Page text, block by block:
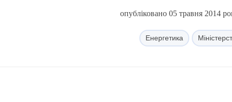
опубліковано 05 травня 2014
Енергетика